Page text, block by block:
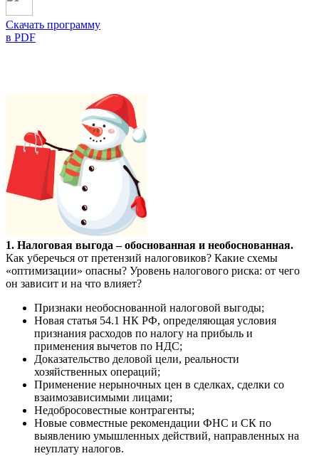
Скачать программу
в PDF
1. Налоговая выгода – обоснованная и необоснованная.
Как уберечься от претензий налоговиков? Какие схемы
«оптимизации» опасны? Уровень налогового риска: от чего
он зависит и на что влияет?
Признаки необоснованной налоговой выгоды;
Новая статья 54.1 НК РФ, определяющая условия
признания расходов по налогу на прибыль и
применения вычетов по НДС;
Доказательство деловой цели, реальности
хозяйственных операций;
Применение нерыночных цен в сделках, сделки со
взаимозависимыми лицами;
Недобросовестные контрагенты;
Новые совместные рекомендации ФНС и СК по
выявлению умышленных действий, направленных на
неуплату налогов.